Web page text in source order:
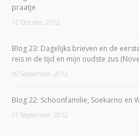
praatje
12 October, 2012
Blog 23: Dagelijks brieven en de
reis in de tijd en mijn oudste zus
30 September, 2012
Blog 22: Schoonfamilie, Soekarno en
21 September, 2012